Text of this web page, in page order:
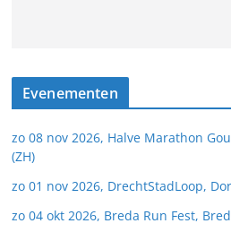
Evenementen
zo 08 nov 2026, Halve Marathon
(ZH)
zo 01 nov 2026, DrechtStadLoop,
zo 04 okt 2026, Breda Run Fest,